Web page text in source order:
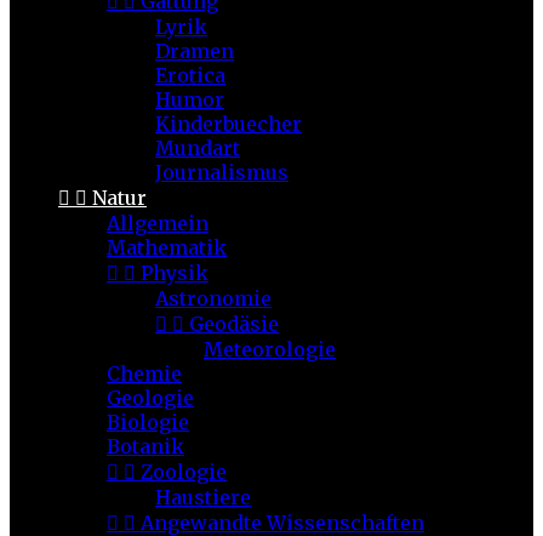
Lyrik
Dramen
Erotica
Humor
Kinderbuecher
Mundart
Journalismus
  Natur
Allgemein
Mathematik
  Physik
Astronomie
  Geodäsie
Meteorologie
Chemie
Geologie
Biologie
Botanik
  Zoologie
Haustiere
  Angewandte Wissenschaften